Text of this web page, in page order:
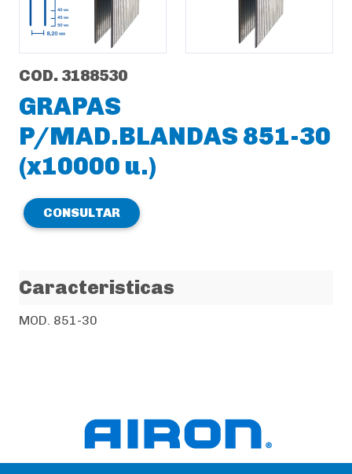
COD. 3188530
GRAPAS
P/MAD.BLANDAS 851-30
(x10000 u.)
CONSULTAR
Caracteristicas
MOD. 851-30